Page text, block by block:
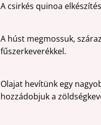
A csirkés quinoa
A húst megmossuk,
fűszerkeverékkel.
Olajat hevítünk egy
hozzádobjuk a